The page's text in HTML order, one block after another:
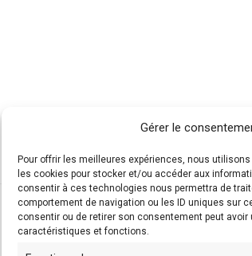
Gérer le
Pour offrir les meilleures expériences, nous
les cookies pour stocker et/ou accéder aux
consentir à ces technologies nous permettra de
comportement de navigation ou les ID uniques sur
consentir ou de retirer son consentement peut
caractéristiques et fonctions.